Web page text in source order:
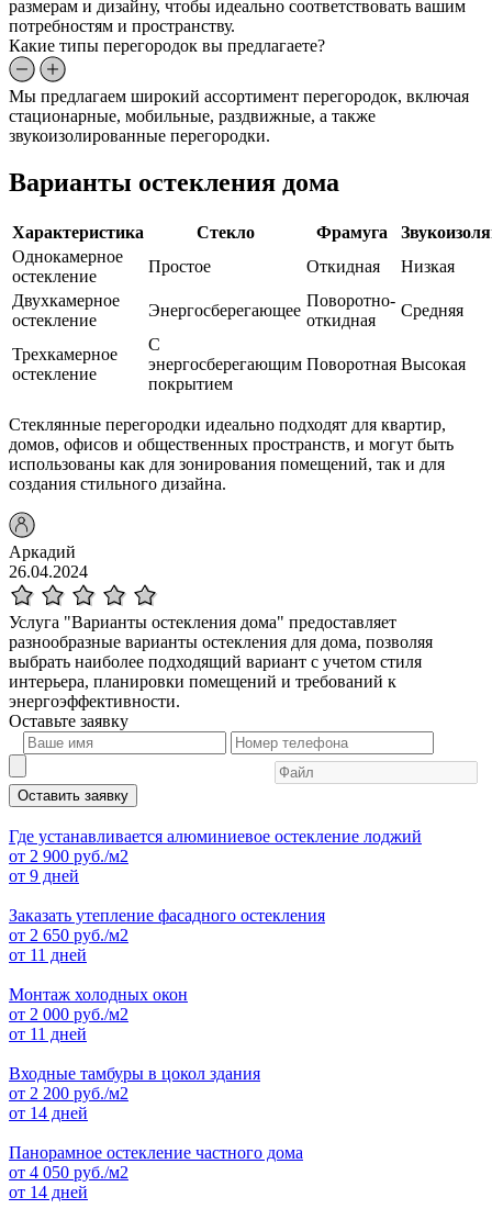
размерам и дизайну, чтобы идеально соответствовать вашим
потребностям и пространству.
Какие типы перегородок вы предлагаете?
Мы предлагаем широкий ассортимент перегородок, включая
стационарные, мобильные, раздвижные, а также
звукоизолированные перегородки.
Варианты остекления дома
Характеристика Стекло Фрамуга
Однокамерное
остекление
Простое Откидная
Низкая
Двухкамерное
остекление
Энергосберегающее
Поворотно-
откидная
Средняя
Трехкамерное
остекление
С
энергосберегающим
покрытием
Поворотная Высокая
Стеклянные перегородки идеально подходят для квартир,
домов, офисов и общественных пространств, и могут быть
использованы как для зонирования помещений, так и для
создания стильного дизайна.
Аркадий
26.04.2024
Услуга "Варианты остекления дома" предоставляет
разнообразные варианты остекления для дома, позволяя
выбрать наиболее подходящий вариант с учетом стиля
интерьера, планировки помещений и требований к
энергоэффективности.
Оставьте заявку
Оставить заявку
Где устанавливается алюминиевое остекление лоджий
от 2 900 руб./м2
от 9 дней
Заказать утепление фасадного остекления
от 2 650 руб./м2
от 11 дней
Монтаж холодных окон
от 2 000 руб./м2
от 11 дней
Входные тамбуры в цокол здания
от 2 200 руб./м2
от 14 дней
Панорамное остекление частного дома
от 4 050 руб./м2
от 14 дней